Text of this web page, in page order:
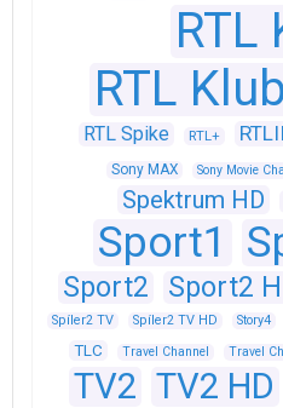
RTL
RTL
RTL Spike RTL+ RTLII
Sony MAX Sony Movie
Spektrum HD
Sport1
Sport2 Sport2
Spíler2 TV
Spíler2 TV HD Story4
TLC Travel Channel Travel
TV2 TV2 HD